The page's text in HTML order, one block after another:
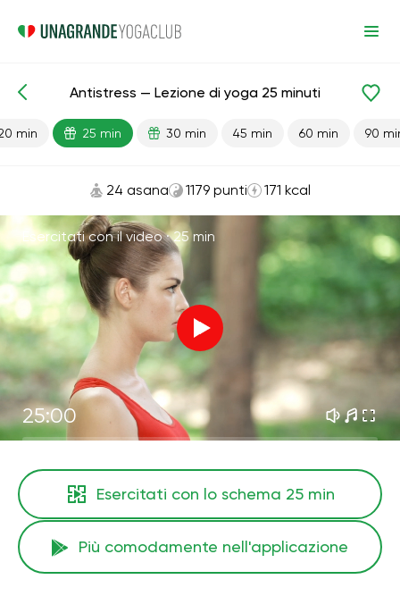
Lezioni pronte Relax Antistress
Antistress — Lezione di yoga 25 minuti
min 25 min 30 min 45 min 60 min 90
24 asana 1179 punti 171 kcal
Esercitati con il video ·25 min
25:00
Esercitati con lo schema 25 min
Più comodamente nell'applicazione